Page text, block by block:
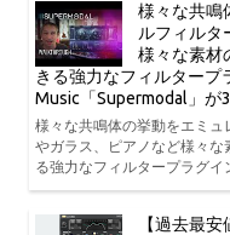
様々な共鳴
ルフィルタ
様々な素材
きる強力なフィルタープ
Music「Supermodal」が
様々な共鳴体の挙動をエミ
やガラス、ピアノなど様々な
る強力なフィルタープラグイ
【過去最